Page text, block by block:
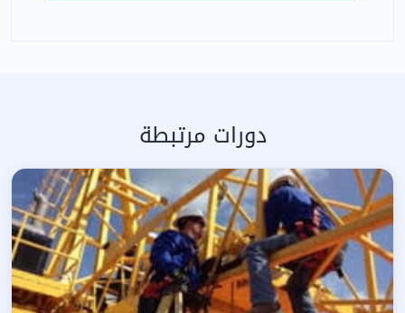
دورات مرتبطة